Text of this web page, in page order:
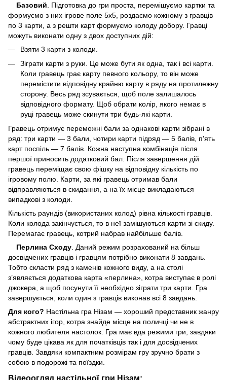
Базовий . Підготовка до гри проста, перемішуємо картки та
формуємо з них ігрове поле 5х5, роздаємо кожному з гравців
по 3 карти, а з решти карт формуємо колоду добору. Гравці
можуть виконати одну з двох доступних дій:
Взяти 3 карти з колоди.
Зіграти карти з руки. Це може бути як одна, так і всі карти.
Коли гравець грає карту певного кольору, то він може
перемістити відповідну крайню карту в ряду на протилежну
сторону. Весь ряд зсувається, щоб поле залишалось
відповідного формату. Щоб обрати колір, якого немає в
руці гравець може скинути три будь-які карти.
Гравець отримує переможні бали за однакові карти зібрані в
ряд: три карти — 3 бали, чотири карти підряд — 5 балів, п'ять
карт поспіль — 7 балів. Кожна наступна комбінація після
першої приносить додатковий бал. Після завершення дій
гравець переміщає свою фішку на відповідну кількість по
ігровому полю. Карти, за які гравець отримав бали
відправляються в скидання, а на їх місце викладаються
випадкові з колоди.
Кількість раундів (використаних колод) рівна кількості гравців.
Коли колода закінчується, то в неї замішуються карти зі скиду.
Перемагає гравець, котрий набрав найбільше балів.
Перлина Сходу. Даний режим розрахований на більш
досвідчених гравців і гравцям потрібно виконати 8 завдань.
Тобто скласти ряд з каменів кожного виду, а на столі
з’являється додаткова карта «перлина», котра виступає в ролі
джокера, а щоб посунути її необхідно зіграти три карти. Гра
завершується, коли один з гравців виконав всі 8 завдань.
Для кого? Настільна гра Нізам — хороший представник жанру
абстрактних ігор, котра знайде місце на поличці чи не в
кожного любителя настолок. Гра має вда режими гри, завдяки
чому буде цікава як для початківців так і для досвідчених
гравців. Завдяки компактним розмірам гру зручно брати з
собою в подорожі та поїздки.
Відеоогляд настільної гри Нізам: